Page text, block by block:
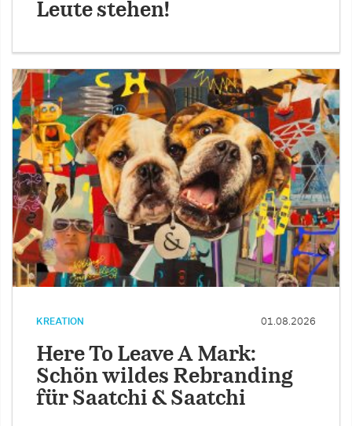
Leute stehen!
KREATION 01.08.2026
Here To Leave A Mark:
Schön wildes Rebranding
für Saatchi & Saatchi